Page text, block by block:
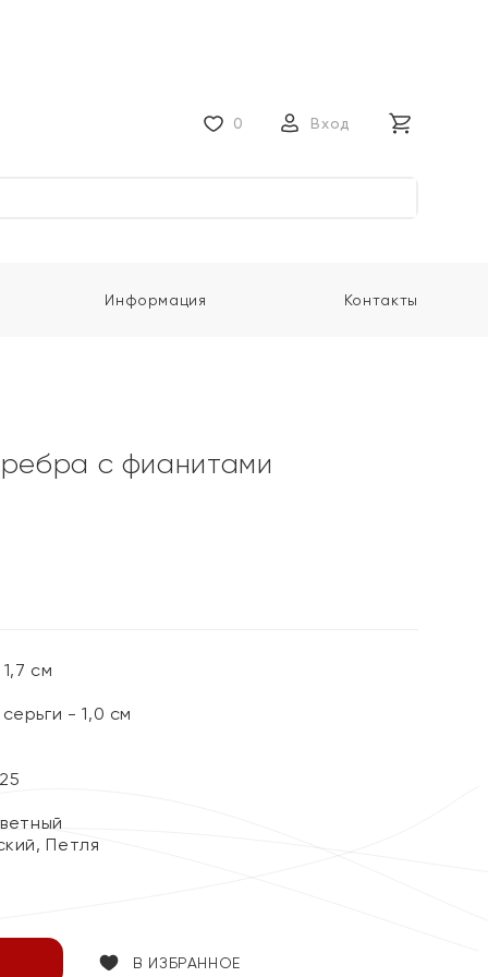
0 Вход
Информация Контакты
с фианитами
см
- 1,0 см
Петля
В ИЗБРАННОЕ